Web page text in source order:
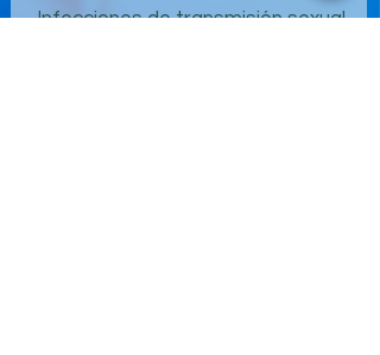
Infecciones de transmisión sexual